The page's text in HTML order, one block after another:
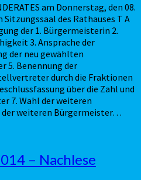
am Donnerstag, den 08.
Sitzungssaal des Rathauses T A
der 1. Bürgermeisterin 2.
3. Ansprache der
der neu gewählten
5. Benennung der
durch die Fraktionen
über die Zahl und
7. Wahl der weiteren
der weiteren Bürgermeister…
– Nachlese